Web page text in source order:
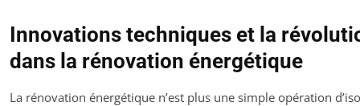
Innovations techniques et la
dans la rénovation énergétique
La rénovation énergétique n’est plus une simple opération